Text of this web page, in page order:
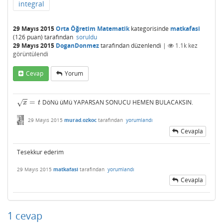
integral
29 Mayıs 2015Orta Öğretim Matematikkategorisinde matkafasi
(126 puan) tarafından soruldu
29 Mayıs 2015 DoganDonmeztarafındandüzenlendi | 1.1k kez
görüntülendi
Cevap Yorum
x
−
−
√ = t
x=t DöNü üMü YAPARSAN SONUCU HEMEN BULACAKSIN.
29 Mayıs 2015 murad.ozkoc tarafından yorumlandı
Cevapla
Tesekkur ederim
29 Mayıs 2015 matkafasi tarafından yorumlandı
Cevapla
1 cevap